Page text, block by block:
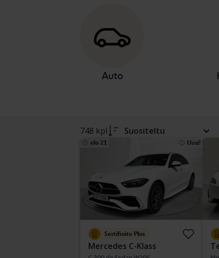
Auto
748 kpl Suositeltu
elo 21 Uusi!
Sertifioitu Plus
Mercedes C-Klass